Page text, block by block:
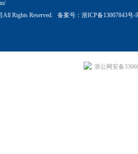
Rights Reserved. 备案号： 浙ICP备13007843号-9
浙公网安备